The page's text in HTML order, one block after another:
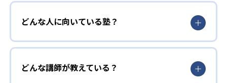
どんな人に向いている塾？
どんな講師が教えている？